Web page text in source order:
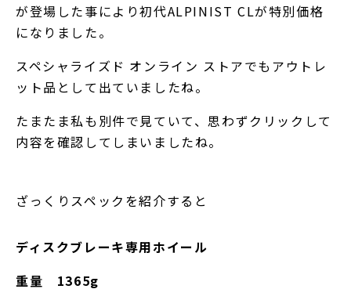
が登場した事により初代ALPINIST CLが特別価格
になりました。
スペシャライズド オンライン ストアでもアウトレ
ット品として出ていましたね。
たまたま私も別件で見ていて、思わずクリックして
内容を確認してしまいましたね。
ざっくりスペックを紹介すると
ディスクブレーキ専用ホイール
重量 1365g